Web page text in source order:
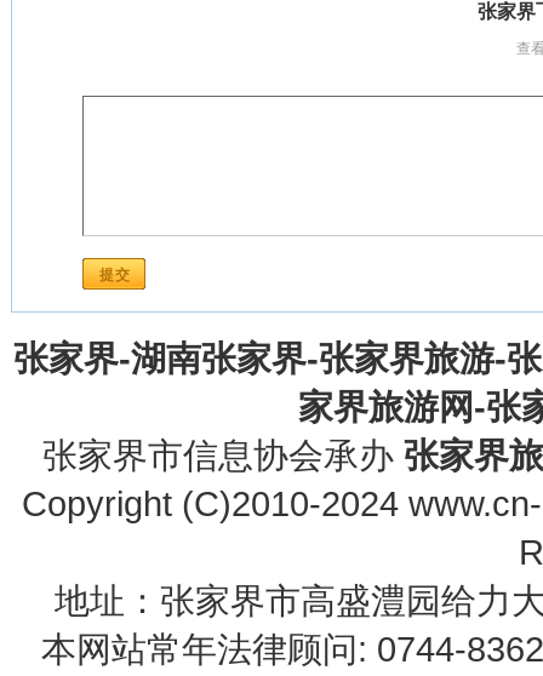
张家界
查
张家界-湖南张家界-张家界旅游-
家界旅游网-张
张家界市信息协会承办 张家界
Copyright (C)2010-2024
地址：张家界市高盛澧园给力
本网站常年法律顾问: 0744-